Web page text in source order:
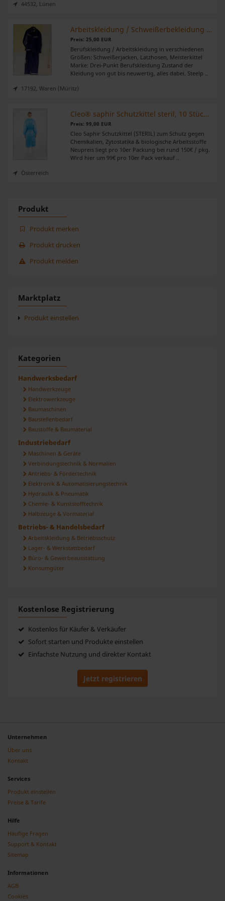
Wir verwenden Cookies, um Inhalte und Anzeigen zu
zu können und die Zugriffe auf unsere Website zu
analysieren. Außerdem geben wir Informationen zu Ihrer
Verwendung unserer Website an unsere Partner für
soziale Medien, Werbung und Analysen weiter. Unsere
weiteren Daten zusammen, die Sie ihnen bereitgestellt
gesammelt haben.
44532, Lünen
Arbeitskleidung / Schweißerbekleidung Drei-Punkt SteelProof
Preis: 25,00 EUR
Berufskleidung / Arbeitskleidung in verschiedenen
Größen: Schweißerjacken, Latzhosen, Meisterkittel
Marke: Drei-Punkt Berufskleidung Zustand der
Kleidung von gut bis neuwertig, alles dabei. Steelp ..
17192, Waren (Müritz)
Cleo® saphir Schutzkittel steril, 10 Stück, Größe M Strickbund,
Preis: 99,00 EUR
Cleo Saphir Schutzkittel (STERIL) zum Schutz gegen
Chemikalien, Zytostatika & biologische Arbeitsstoffe
Neupreis liegt pro 10er Packung bei rund 150€ / pkg.
Wird hier um 99€ pro 10er Pack verkauf ..
Österreich
Produkt
Produkt merken
Produkt drucken
Produkt melden
Marktplatz
Produkt einstellen
Kategorien
Handwerksbedarf
Handwerkzeuge
Elektrowerkzeuge
Baumaschinen
Baustellenbedarf
Baustoffe & Baumaterial
Industriebedarf
Maschinen & Geräte
Verbindungstechnik & Normalien
Antriebs- & Fördertechnik
Elektronik & Automatisierungstechnik
Hydraulik & Pneumatik
Chemie- & Kunststofftechnik
Halbzeuge & Vormaterial
Betriebs- & Handelsbedarf
Arbeitskleidung & Betriebsschutz
Lager- & Werkstattbedarf
Büro- & Gewerbeausstattung
Konsumgüter
Kostenlose Registrierung
Kostenlos für Käufer & Verkäufer
Sofort starten und Produkte einstellen
Einfachste Nutzung und direkter Kontakt
Jetzt registrieren
Unternehmen
Über uns
Kontakt
Services
Produkt einstellen
Preise & Tarife
Hilfe
Häufige Fragen
Support & Kontakt
Sitemap
Informationen
AGB
Cookies